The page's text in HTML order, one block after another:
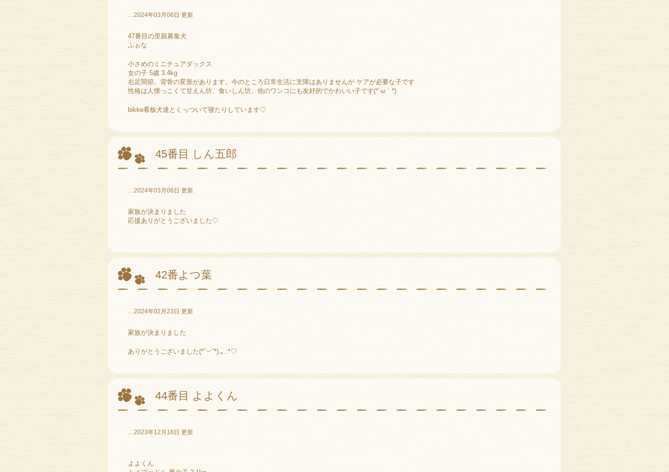
…2024年03月06日 更新
47番目の里親募集犬
ふぉな
小さめのミニチュアダックス
女の子 5歳 3.4kg
右足関節、背骨の変形があります。今のところ日常生活に支障はありませんが ケアが必要な子です
性格は人懐っこくて甘えん坊、食いしん坊、他のワンコにも友好的でかわいい子です(*´ω｀*)
bikke看板犬達とくっついて寝たりしています♡
45番目 しん五郎
…2024年03月06日 更新
家族が決まりました
応援ありがとうございました♡
42番よつ葉
…2024年02月23日 更新
家族が決まりました
ありがとうございました(*˘︶˘*).｡.:*♡
44番目 よよくん
…2023年12月16日 更新
よよくん